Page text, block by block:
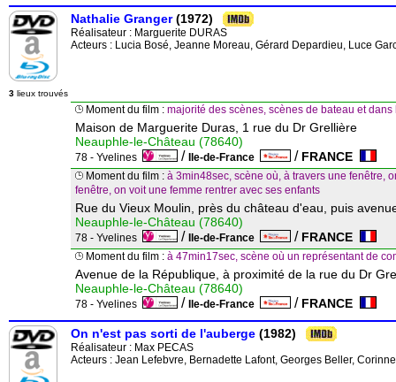
Nathalie Granger(1972)
Réalisateur : Marguerite DURAS
Acteurs : Lucia Bosé, Jeanne Moreau, Gérard Depardieu, Luce
3 lieux trouvés
Moment du film : majorité des scènes, scènes de bateau et dans
Maison de Marguerite Duras, 1 rue du Dr Grellière
Neauphle-le-Château (78640)
78 - Yvelines / Ile-de-France / FRANCE
Moment du film : à 3min48sec, scène où, à travers une fenêtre,
fenêtre, on voit une femme rentrer avec ses enfants
Rue du Vieux Moulin, près du château d'eau, puis
Neauphle-le-Château (78640)
78 - Yvelines / Ile-de-France / FRANCE
Moment du film : à 47min17sec, scène où un représentant de
Avenue de la République, à proximité de la rue du Dr
Neauphle-le-Château (78640)
78 - Yvelines / Ile-de-France / FRANCE
On n'est pas sorti de l'auberge (1982)
Réalisateur : Max PECAS
Acteurs : Jean Lefebvre, Bernadette Lafont, Georges Beller,